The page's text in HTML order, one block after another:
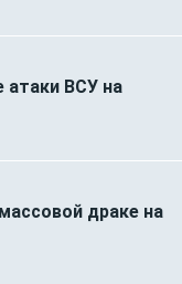
ВСУ на
драке на